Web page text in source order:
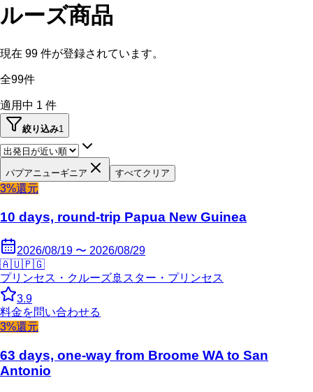
ルーズ商品
現在 99 件が登録されています。
全99件
適用中 1 件
絞り込み1
パプアニューギニア すべてクリア
3%還元
10 days, round-trip Papua New Guinea
2026/08/19 〜 2026/08/29
🇦🇺🇵🇬
プリンセス・クルーズ🚢 スター・プリンセス
3.9
料金を問い合わせる
3%還元
63 days, one-way from Broome WA to San
Antonio